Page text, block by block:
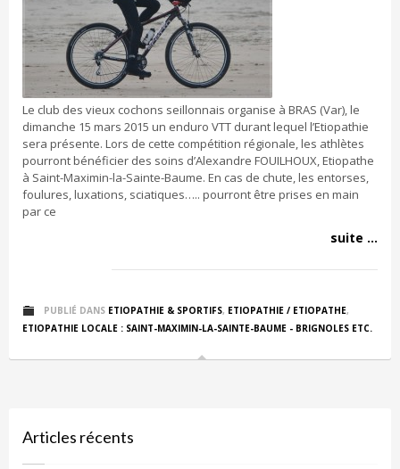
Le club des vieux cochons seillonnais organise à BRAS (Var), le
dimanche 15 mars 2015 un enduro VTT durant lequel l’Etiopathie
sera présente. Lors de cette compétition régionale, les athlètes
pourront bénéficier des soins d’Alexandre FOUILHOUX, Etiopathe
à Saint-Maximin-la-Sainte-Baume. En cas de chute, les entorses,
foulures, luxations, sciatiques….. pourront être prises en main
par ce
suite ...
PUBLIÉ DANS ETIOPATHIE & SPORTIFS, ETIOPATHIE / ETIOPATHE,
ETIOPATHIE LOCALE : SAINT-MAXIMIN-LA-SAINTE-BAUME - BRIGNOLES ETC.
Articles récents